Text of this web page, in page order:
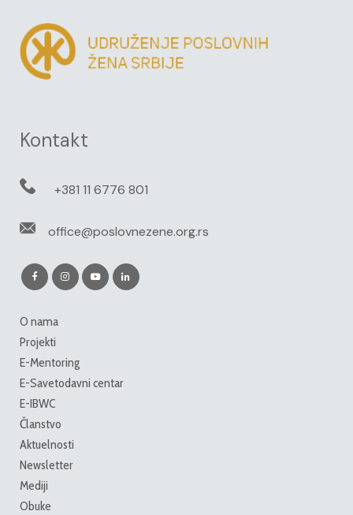
Kontakt
+381 11 6776 801
office@poslovnezene.org.rs
O nama
Projekti
E-Mentoring
E-Savetodavni centar
E-IBWC
Članstvo
Aktuelnosti
Newsletter
Mediji
Obuke